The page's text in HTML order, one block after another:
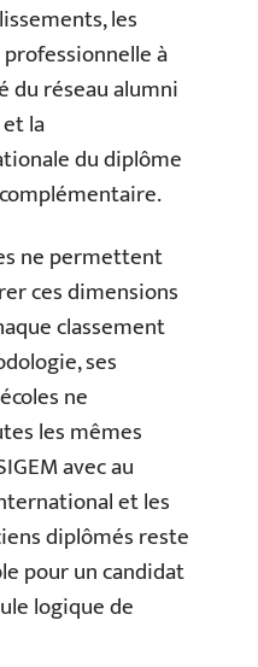
les
à
du réseau alumni
la
du diplôme
ne permettent
ces dimensions
classement
ses
ne
les mêmes
avec au
et les
diplômés reste
pour un candidat
logique de